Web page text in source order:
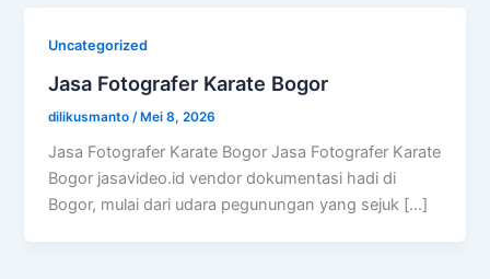
Uncategorized
Jasa Fotografer Karate Bogor
dilikusmanto /Mei 8, 2026
Jasa Fotografer Karate Bogor Jasa Fotografer Karate
Bogor jasavideo.id vendor dokumentasi hadi di
Bogor, mulai dari udara pegunungan yang sejuk […]